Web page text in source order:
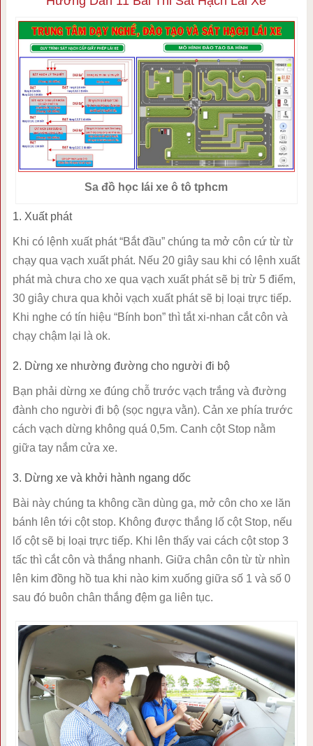
Sa đồ học lái xe ô tô tphcm
1. Xuất phát
Khi có lệnh xuất phát “Bắt đầu” chúng ta mở côn cứ từ từ
chạy qua vạch xuất phát. Nếu 20 giây sau khi có lệnh xuất
phát mà chưa cho xe qua vạch xuất phát sẽ bị trừ 5 điểm,
30 giây chưa qua khỏi vạch xuất phát sẽ bị loại trực tiếp.
Khi nghe có tín hiệu “Bính bon” thì tắt xi-nhan cắt côn và
chạy chậm lại là ok.
2. Dừng xe nhường đường cho người đi bộ
Bạn phải dừng xe đúng chỗ trước vạch trắng và đường
đành cho người đi bộ (sọc ngựa vằn). Cản xe phía trước
cách vạch dừng không quá 0,5m. Canh cột Stop nằm
giữa tay nắm cửa xe.
3. Dừng xe và khởi hành ngang dốc
Bài này chúng ta không cần dùng ga, mở côn cho xe lăn
bánh lên tới cột stop. Không được thắng lố cột Stop, nếu
lố cột sẽ bị loại trực tiếp. Khi lên thấy vai cách cột stop 3
tấc thì cắt côn và thắng nhanh. Giữa chân côn từ từ nhìn
lên kim đồng hồ tua khi nào kim xuống giữa số 1 và số 0
sau đó buôn chân thắng đệm ga liên tục.